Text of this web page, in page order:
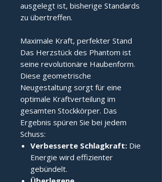
ausgelegt ist, bisherige Standards
zu übertreffen.
Maximale Kraft, perfekter Stand
Das Herzstück des Phantom ist
seine revolutionäre Haubenform.
Diese geometrische
Neugestaltung sorgt für eine
optimale Kraftverteilung im
gesamten Stockkörper. Das
Ergebnis spüren Sie bei jedem
Schuss:
Verbesserte Schlagkraft: Die
Energie wird effizienter
gebündelt.